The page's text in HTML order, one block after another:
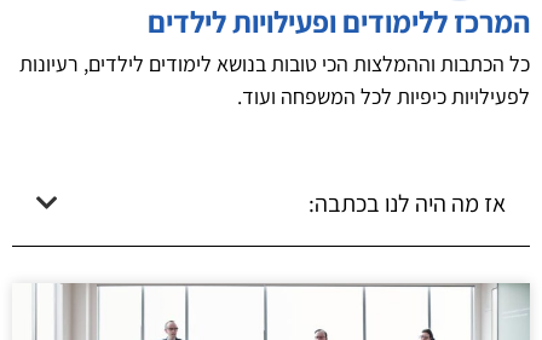
המרכז ללימודים ופעילויות לילדים
כל הכתבות וההמלצות הכי טובות בנושא לימודים לילדים, רעיונות
לפעילויות כיפיות לכל המשפחה ועוד.
אז מה היה לנו בכתבה: